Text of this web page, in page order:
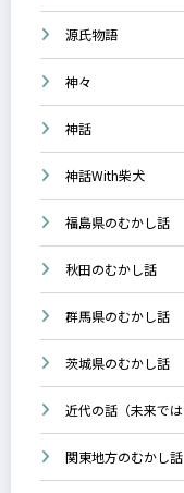
源氏物語
神々
神話
神話With柴犬
福島県のむかし話
秋田のむかし話
群馬県のむかし話
茨城県のむかし話
近代の話（未来では
関東地方のむかし話